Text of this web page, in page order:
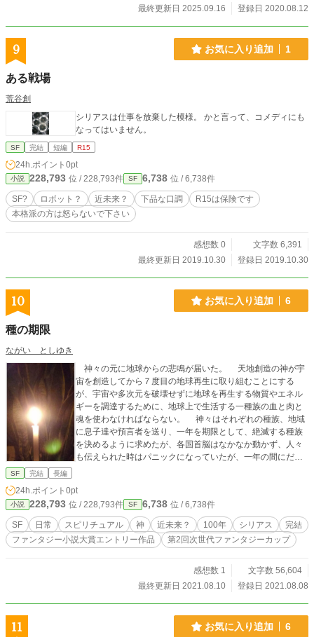
最終更新日 2025.09.16
登録日 2020.08.12
9 お気に入り追加 1
ある戦場
荒谷創
シリアスは仕事を放棄した模様。 かと言って、コメディにも
なってはいません。
SF 完結 短編 R15
24h.ポイント 0pt
小説 228,793 位 / 228,793件 SF 6,738 位 / 6,738件
SF? ロボット？ 近未来？ 下品な口調
R15は保険です
本格派の方は怒らないで下さい
感想数 0
文字数 6,391
最終更新日 2019.10.30
登録日 2019.10.30
10 お気に入り追加 6
種の期限
ながい としゆき
神々の元に地球からの悲鳴が届いた。 天地創造の神が宇
宙を創造してから７度目の地球再生に取り組むことにする
が、宇宙や多次元を破壊せずに地球を再生する物質やエネル
ギーを調達するために、地球上で生活する一種族の血と肉と
魂を使わなければならない。 神々はそれぞれの種族、地域
に息子達や預言者を送り、一年を期限として、絶滅する種族
を決めるように求めたが、各国首脳はなかなか動かず、人々
も伝えられた時はパニックになっていたが、一年の間にだん
SF 完結 長編
24h.ポイント 0pt
小説 228,793 位 / 228,793件 SF 6,738 位 / 6,738件
SF 日常 スピリチュアル 神 近未来？ 100年 シリアス
完結
ファンタジー小説大賞エントリー作品
第2回次世代ファンタジーカップ
感想数 1
文字数 56,604
最終更新日 2021.08.10
登録日 2021.08.08
11 お気に入り追加 6